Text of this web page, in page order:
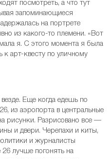
посмотреть, а что тут
запоминающиеся
на портрете
из какого-то племени. «Вот
я. С этого момента я была
к арт-квесту по уличному
Еще когда едешь по
из аэропорта в центральные
рисунки. Разрисовано все —
и двери. Черепахи и киты,
и журналисты
26 лучше погонять на